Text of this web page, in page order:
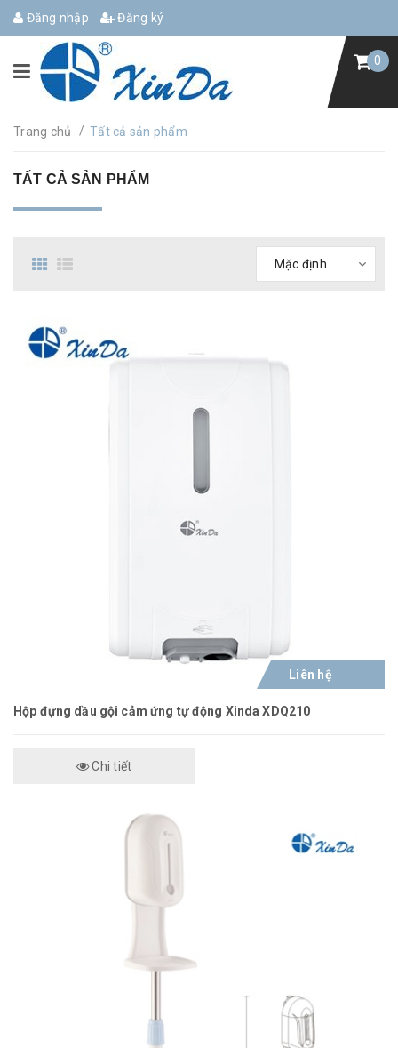
Đăng nhập Đăng ký
0
Trang chủ / Tất cả sản phẩm
TẤT CẢ SẢN PHẨM
Liên hệ
Hộp đựng dầu gội cảm ứng tự động Xinda XDQ210
Chi tiết